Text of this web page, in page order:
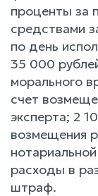
проценты за
средствами
по день
35 000
морального
счет
эксперта; 2
возмещения
расходы в
штраф.